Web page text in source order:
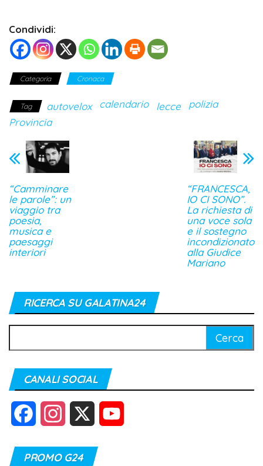
Condividi:
Categoria Cronaca
Tag autovelox calendario lecce
polizia
Provincia
“Camminare
le parole”: un
viaggio tra
poesia,
musica e
paesaggi
interiori
“FRANCESCA,
IO CI SONO”.
La richiesta di
una voce sola
e il sostegno
incondizionato
alla Giudice
Mariano
RICERCA SU GALATINA24
per:
CANALI SOCIAL
c s
PROMO G24